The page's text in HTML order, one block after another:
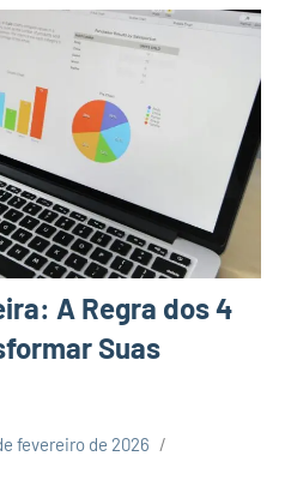
A Regra dos 4
Suas
fevereiro de 2026